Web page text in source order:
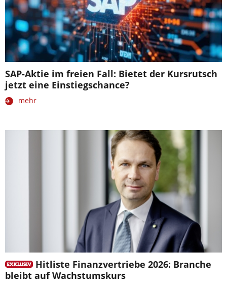
SAP-Aktie im freien Fall: Bietet der Kursrutsch
jetzt eine Einstiegschance?
mehr
Hitliste Finanzvertriebe 2026: Branche
bleibt auf Wachstumskurs